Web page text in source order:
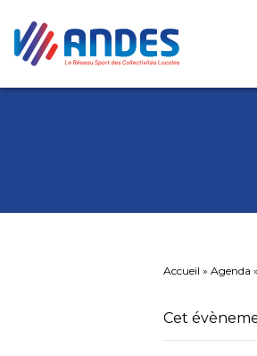
Accueil » Agenda »
Cet